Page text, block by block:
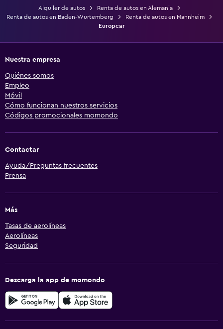
Alquiler de autos
Renta de autos en Alemania
Renta de autos en Baden-Wurtemberg
Renta de autos en Mannheim
Europcar
Nuestra empresa
Quiénes somos
Empleo
Móvil
Cómo funcionan nuestros servicios
Códigos promocionales momondo
Contactar
Ayuda/Preguntas frecuentes
Prensa
Más
Tasas de aerolíneas
Aerolíneas
Seguridad
Descarga la app de momondo